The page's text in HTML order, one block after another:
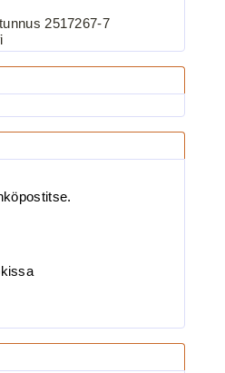
3.90€
1X Black Ni...
2517267-7